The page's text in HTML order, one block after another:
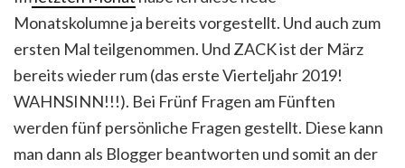
Monatskolumne ja bereits vorgestellt. Und auch zum
ersten Mal teilgenommen. Und ZACK ist der März
bereits wieder rum (das erste Vierteljahr 2019!
WAHNSINN!!!). Bei Frünf Fragen am Fünften
werden fünf persönliche Fragen gestellt. Diese kann
man dann als Blogger beantworten und somit an der